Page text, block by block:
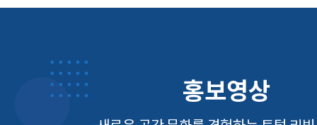
홍보영상